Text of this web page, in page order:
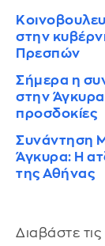
στην
Πρεσπών
Σήμερα η
στην Άγκυρα
προσδοκίες
Συνάντηση
Άγκυρα: Η
της Αθήνας
Διαβάστε τις